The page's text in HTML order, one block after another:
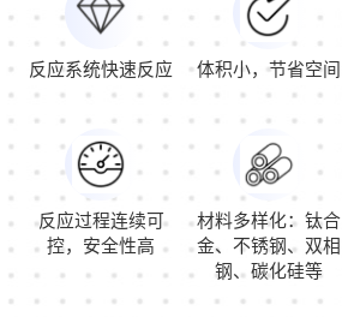
反应系统快速反应 体积小，节省空间
反应过程连续可
控，安全性高
材料多样化：钛合
金、不锈钢、双相
钢、碳化硅等